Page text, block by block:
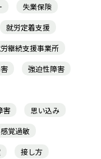
失業保険
就労定着支援
継続支援事業所
強迫性障害
害
思い込み
感覚過敏
接し方